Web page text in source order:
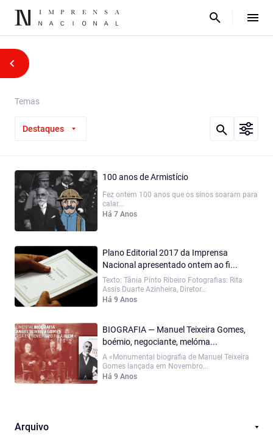
Temas
Destaques
100 anos de Armistício
Fez ontem 100 anos que os sinos soaram para
calar...
Há 7 Anos
Plano Editorial 2017 da Imprensa
Nacional apresentado ontem ao fi...
Texto: Tânia Pinto Ribeiro Fotografias: Rita
Assis Duarte Azinheira, Diretor...
Há 9 Anos
BIOGRAFIA — Manuel Teixeira Gomes,
boémio, negociante, melóma...
A «Monumental biografia de Manuel Teixeira
Gomes lançada em Novembro...
Há 9 Anos
Arquivo